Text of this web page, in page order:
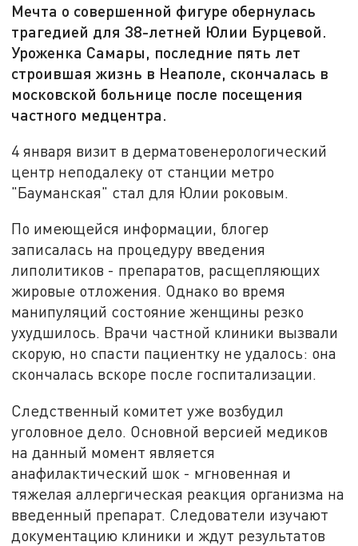
Мечта о совершенной фигуре обернулась
трагедией для 38-летней Юлии Бурцевой.
Уроженка Самары, последние пять лет
строившая жизнь в Неаполе, скончалась в
московской больнице после посещения
частного медцентра.
4 января визит в дерматовенерологический
центр неподалеку от станции метро
"Бауманская" стал для Юлии роковым.
По имеющейся информации, блогер
записалась на процедуру введения
липолитиков - препаратов, расщепляющих
жировые отложения. Однако во время
манипуляций состояние женщины резко
ухудшилось. Врачи частной клиники вызвали
скорую, но спасти пациентку не удалось: она
скончалась вскоре после госпитализации.
Следственный комитет уже возбудил
уголовное дело. Основной версией медиков
на данный момент является
анафилактический шок - мгновенная и
тяжелая аллергическая реакция организма на
введенный препарат. Следователи изучают
документацию клиники и ждут результатов